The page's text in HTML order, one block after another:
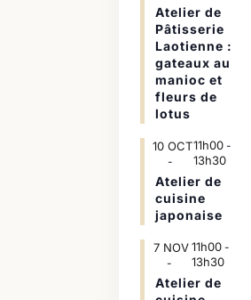
Atelier de
Pâtisserie
Laotienne :
gateaux au
manioc et
fleurs de
lotus
10 OCT11h00 -
13h30
Atelier de
cuisine
japonaise
7 NOV11h00-
13h30
Atelier de